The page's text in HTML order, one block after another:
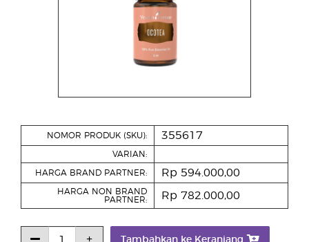
NOMOR PRODUK (SKU): 355617
VARIAN:
HARGA BRAND PARTNER: Rp 594.000,00
HARGA NON BRAND
PARTNER:
Rp 782.000,00
Tambahkan ke Keranjang